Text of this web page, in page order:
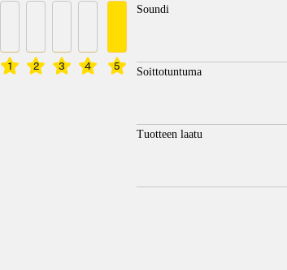
1 2 3 4 5
Soundi
Soittotuntuma
Tuotteen laatu